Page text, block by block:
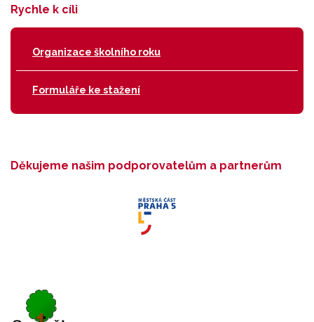
Rychle k cíli
Organizace školního roku
Formuláře ke stažení
Děkujeme našim podporovatelům a partnerům